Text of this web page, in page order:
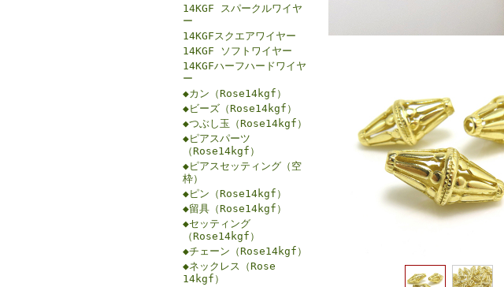
14KGF スパークルワイヤ
ー
14KGFスクエアワイヤー
14KGF ソフトワイヤー
14KGFハーフハードワイヤ
ー
◆カン（Rose14kgf）
◆ビーズ（Rose14kgf）
◆つぶし玉（Rose14kgf）
◆ピアスパーツ
（Rose14kgf）
◆ピアスセッティング（空
枠）
◆ピン（Rose14kgf）
◆留具（Rose14kgf）
◆セッティング
（Rose14kgf）
◆チェーン（Rose14kgf）
◆ネックレス（Rose
14kgf）